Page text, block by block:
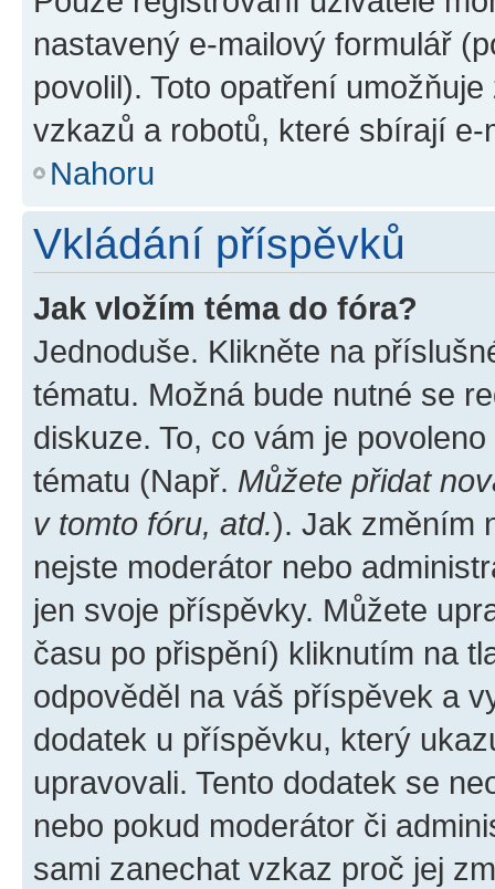
nastavený e-mailový formulář
povolil). Toto opatření
vzkazů a robotů, které sbírají e-
Nahoru
Vkládání příspěvků
Jak vložím téma do fóra?
Jednoduše. Klikněte na
tématu. Možná bude nutné se
diskuze. To, co vám je
tématu (Např. Můžete přidat
v tomto fóru, atd.). Jak změním
nejste moderátor nebo
jen svoje příspěvky. Můžete
času po přispění) kliknutím na
odpověděl na váš příspěvek a
dodatek u příspěvku, který
upravovali. Tento dodatek se
nebo pokud moderátor či
sami zanechat vzkaz proč jej